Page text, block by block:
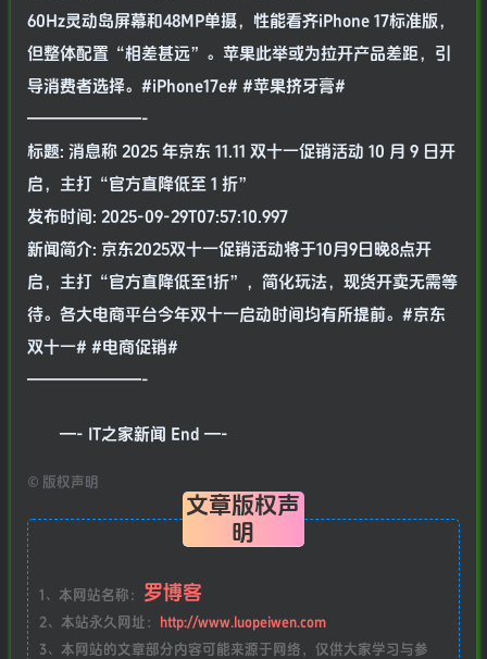
60Hz灵动岛屏幕和48MP单摄，性能看齐iPhone 17标准版，
但整体配置“相差甚远”。苹果此举或为拉开产品差距，引
导消费者选择。#iPhone17e# #苹果挤牙膏#
———————-
标题: 消息称 2025 年京东 11.11 双十一促销活动 10 月 9 日开
启，主打“官方直降低至 1 折”
发布时间: 2025-09-29T07:57:10.997
新闻简介: 京东2025双十一促销活动将于10月9日晚8点开
启，主打“官方直降低至1折”，简化玩法，现货开卖无需等
待。各大电商平台今年双十一启动时间均有所提前。#京东
双十一# #电商促销#
———————-
—- IT之家新闻 End —-
© 版权声明
文章版权声
明
1、本网站名称： 罗博客
2、本站永久网址：
http://www.luopeiwen.com
3、本网站的文章部分内容可能来源于网络，仅供大家学习与参